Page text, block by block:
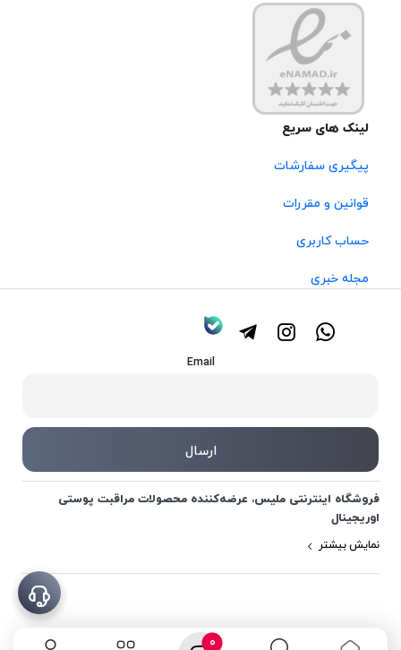
0
لینک های سریع
پیگیری سفارشات
قوانین و مقررات
حساب کاربری
مجله خبری
Email
فروشگاه اینترنتی ملیس، عرضه‌کننده محصولات مراقبت پوستی
اوریجینال
نمایش بیشتر